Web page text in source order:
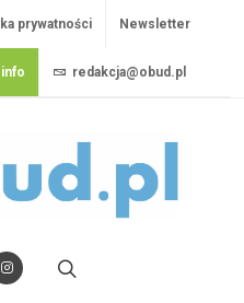
prywatności Newsletter
redakcja@obud.pl